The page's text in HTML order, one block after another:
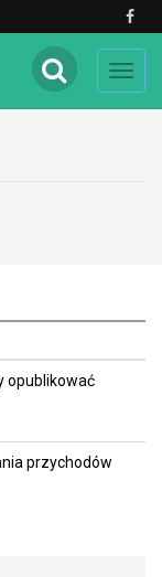
opublikować
przychodów